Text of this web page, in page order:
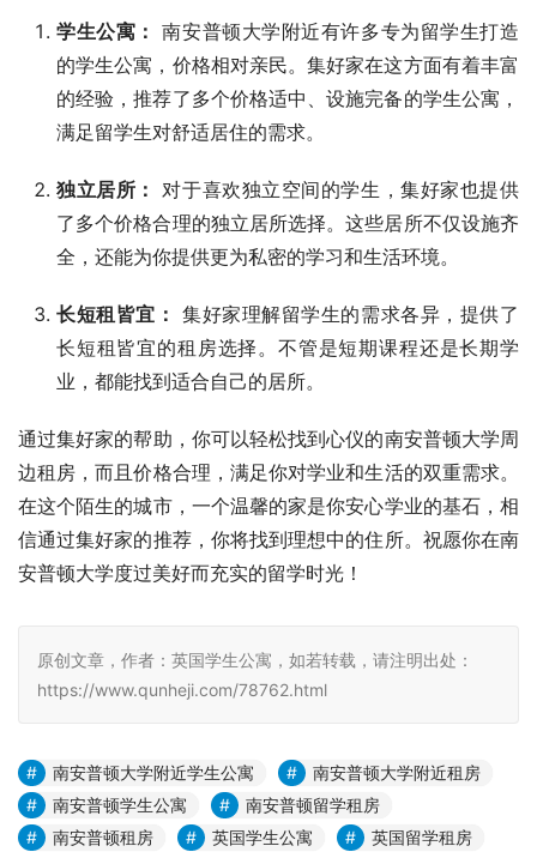
学生公寓： 南安普顿大学附近有许多专为留学生打造
的学生公寓，价格相对亲民。集好家在这方面有着丰富
的经验，推荐了多个价格适中、设施完备的学生公寓，
满足留学生对舒适居住的需求。
独立居所：
对于喜欢独立空间的学生，集好家也提供
了多个价格合理的独立居所选择。这些居所不仅设施齐
全，还能为你提供更为私密的学习和生活环境。
长短租皆宜： 集好家理解留学生的需求各异，提供了
长短租皆宜的租房选择。不管是短期课程还是长期学
业，都能找到适合自己的居所。
通过集好家的帮助，你可以轻松找到心仪的南安普顿大学周
边租房，而且价格合理，满足你对学业和生活的双重需求。
在这个陌生的城市，一个温馨的家是你安心学业的基石，相
信通过集好家的推荐，你将找到理想中的住所。祝愿你在南
安普顿大学度过美好而充实的留学时光！
原创文章，作者：英国学生公寓，如若转载，请注明出处：
https://www.qunheji.com/78762.html
南安普顿大学附近学生公寓
南安普顿大学附近租房
南安普顿学生公寓
南安普顿留学租房
南安普顿租房
英国学生公寓 英国留学租房